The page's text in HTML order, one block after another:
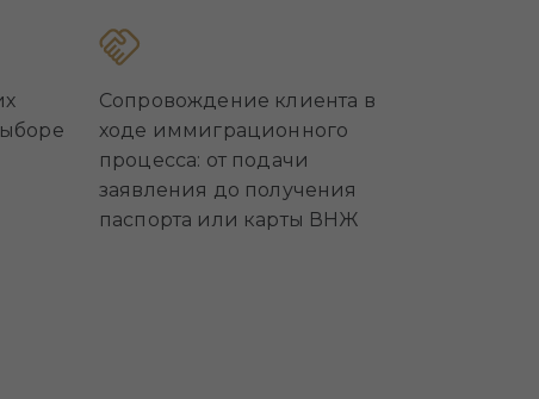
Сопровождение клиента в
ходе иммиграционного
процесса: от подачи
заявления до получения
паспорта или карты ВНЖ